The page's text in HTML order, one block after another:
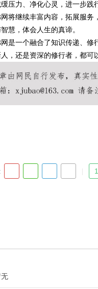
压力、净化心灵，进一步践
将继续丰富内容，拓展服
慧，体会人生的真谛。
是一个融合了知识传递、修
，还是资深的修行者，都可